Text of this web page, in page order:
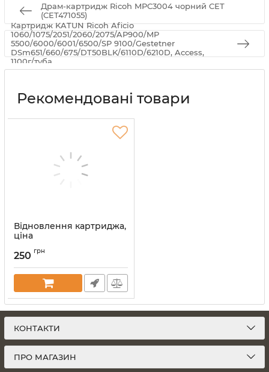
Драм-картридж Ricoh MPC3004 чорний CET
(CET471055)
Картридж KATUN Ricoh Aficio
1060/1075/2051/2060/2075/AP900/MP
5500/6000/6001/6500/SP 9100/Gestetner
DSm651/660/675/DT50BLK/6110D/6210D, Access,
1100г/туба
Рекомендовані товари
Відновлення картриджа,
ціна
250 грн
КОНТАКТИ
ПРО МАГАЗИН